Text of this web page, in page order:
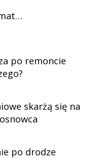
po remoncie
skarżą się na
po drodze